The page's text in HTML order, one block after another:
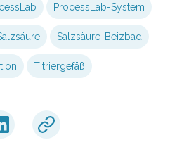
ProcessLab-System
Salzsäure-Beizbad
Titriergefäß